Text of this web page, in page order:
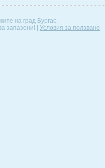
на град Бургас.
запазени! | Условия за ползване